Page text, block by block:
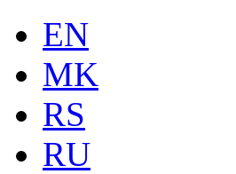
EN
MK
RS
RU